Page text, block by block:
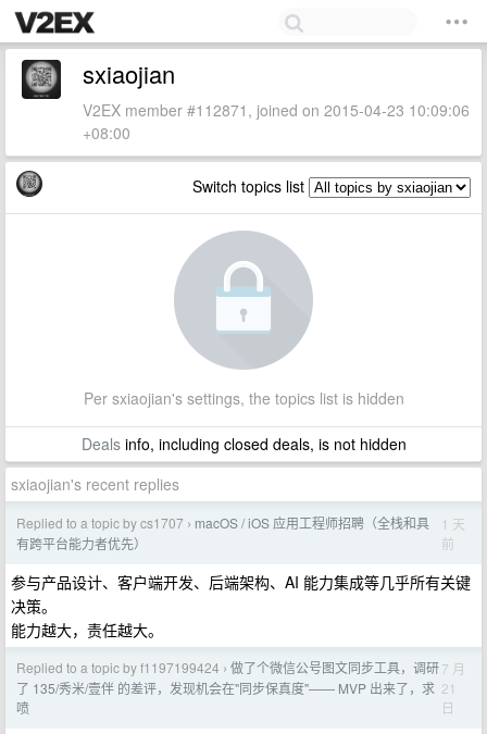
sxiaojian
V2EX member #112871, joined on 2015-04-23 10:09:06
+08:00
Switch topics list
Per sxiaojian's settings, the topics list is hidden
Dealsinfo, including closed deals, is not hidden
sxiaojian's recent replies
Replied to a topic by cs1707 › macOS / iOS 应用工程师招聘（全栈和具
有跨平台能力者优先）
1 天
前
参与产品设计、客户端开发、后端架构、AI 能力集成等几乎所有关键
决策。
能力越大，责任越大。
Replied to a topic by f1197199424 › 做了个微信公号图文同步工具，调研
了 135/秀米/壹伴 的差评，发现机会在"同步保真度"—— MVP 出来了，求
喷
7 月
21
日